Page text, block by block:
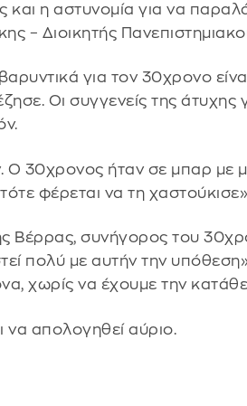
και η αστυνομία για να
– Διοικητής
για τον 30χρονο
Οι συγγενείς της άτυχης
30χρονος ήταν σε μπαρ με
φέρεται να τη
Βέρρας, συνήγορος του
πολύ με αυτήν την
χωρίς να έχουμε την
να απολογηθεί αύριο.